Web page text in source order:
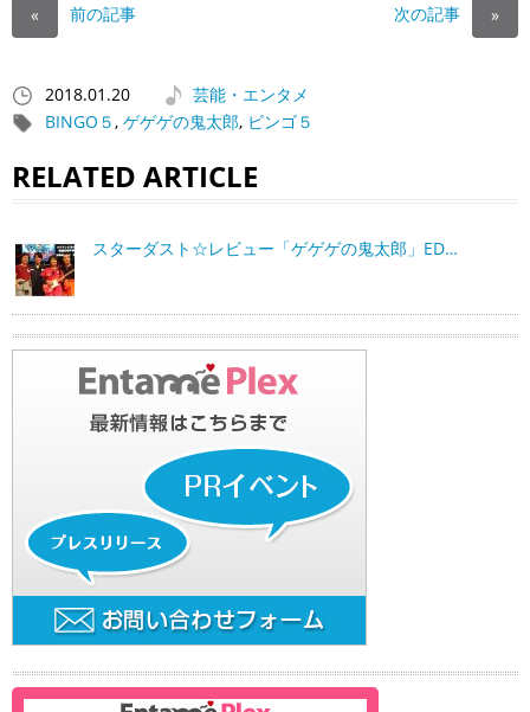
« 前の記事 次の記事 »
2018.01.20
芸能・エンタメ
BINGO５, ゲゲゲの鬼太郎, ビンゴ５
RELATED ARTICLE
スターダスト☆レビュー「ゲゲゲの鬼太郎」ED…